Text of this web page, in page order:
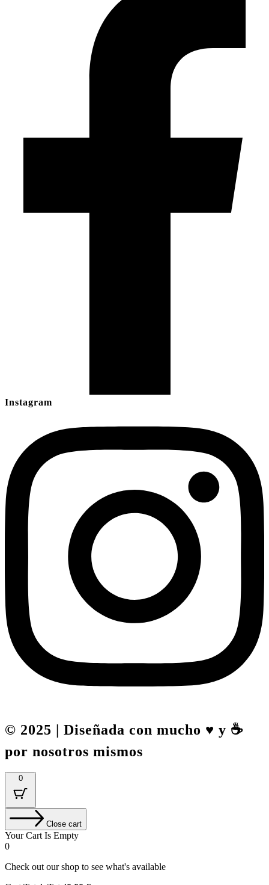
Instagram
© 2025 | Diseñada con mucho ♥️ y ☕
por nosotros mismos
0
Close cart
Your Cart Is Empty
0
Check out our shop to see what's available